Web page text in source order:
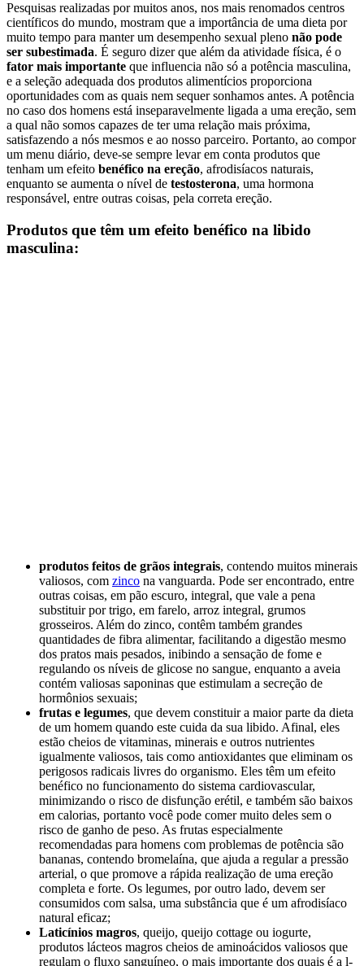
Pesquisas realizadas por muitos anos, nos mais renomados centros
científicos do mundo, mostram que a importância de uma dieta por
muito tempo para manter um desempenho sexual pleno não pode
ser subestimada. É seguro dizer que além da atividade física, é o
fator mais importante que influencia não só a potência masculina,
e a seleção adequada dos produtos alimentícios proporciona
oportunidades com as quais nem sequer sonhamos antes. A potência
no caso dos homens está inseparavelmente ligada a uma ereção, sem
a qual não somos capazes de ter uma relação mais próxima,
satisfazendo a nós mesmos e ao nosso parceiro. Portanto, ao compor
um menu diário, deve-se sempre levar em conta produtos que
tenham um efeito benéfico na ereção, afrodisíacos naturais,
enquanto se aumenta o nível de testosterona, uma hormona
responsável, entre outras coisas, pela correta ereção.
Produtos que têm um efeito benéfico na libido
masculina:
produtos feitos de grãos integrais, contendo muitos minerais
valiosos, com zinco na vanguarda. Pode ser encontrado, entre
outras coisas, em pão escuro, integral, que vale a pena
substituir por trigo, em farelo, arroz integral, grumos
grosseiros. Além do zinco, contêm também grandes
quantidades de fibra alimentar, facilitando a digestão mesmo
dos pratos mais pesados, inibindo a sensação de fome e
regulando os níveis de glicose no sangue, enquanto a aveia
contém valiosas saponinas que estimulam a secreção de
hormônios sexuais;
frutas e legumes, que devem constituir a maior parte da dieta
de um homem quando este cuida da sua libido. Afinal, eles
estão cheios de vitaminas, minerais e outros nutrientes
igualmente valiosos, tais como antioxidantes que eliminam os
perigosos radicais livres do organismo. Eles têm um efeito
benéfico no funcionamento do sistema cardiovascular,
minimizando o risco de disfunção erétil, e também são baixos
em calorias, portanto você pode comer muito deles sem o
risco de ganho de peso. As frutas especialmente
recomendadas para homens com problemas de potência são
bananas, contendo bromelaína, que ajuda a regular a pressão
arterial, o que promove a rápida realização de uma ereção
completa e forte. Os legumes, por outro lado, devem ser
consumidos com salsa, uma substância que é um afrodisíaco
natural eficaz;
Laticínios magros, queijo, queijo cottage ou iogurte,
produtos lácteos magros cheios de aminoácidos valiosos que
regulam o fluxo sanguíneo, o mais importante dos quais é a l-